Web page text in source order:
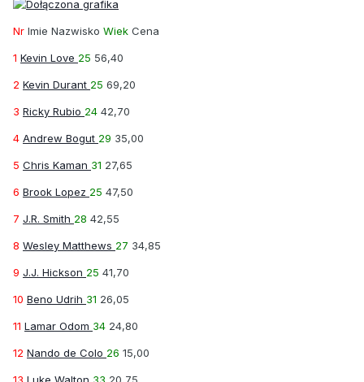
Nr Imie Nazwisko Wiek Cena
1 Kevin Love 25 56,40
2 Kevin Durant 25 69,20
3 Ricky Rubio 24 42,70
4 Andrew Bogut 29 35,00
5 Chris Kaman 31 27,65
6 Brook Lopez 25 47,50
7 J.R. Smith 28 42,55
8 Wesley Matthews 27 34,85
9 J.J. Hickson 25 41,70
10 Beno Udrih 31 26,05
11 Lamar Odom 34 24,80
12 Nando de Colo 26 15,00